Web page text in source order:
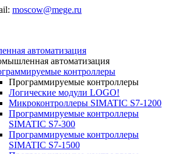
moscow@mege.ru
автоматизация
автоматизация
контроллеры
Программируемые контроллеры
Логические модули LOGO!
Микроконтроллеры SIMATIC S7-1200
Программируемые контроллеры
SIMATIC S7-300
Программируемые контроллеры
SIMATIC S7-1500